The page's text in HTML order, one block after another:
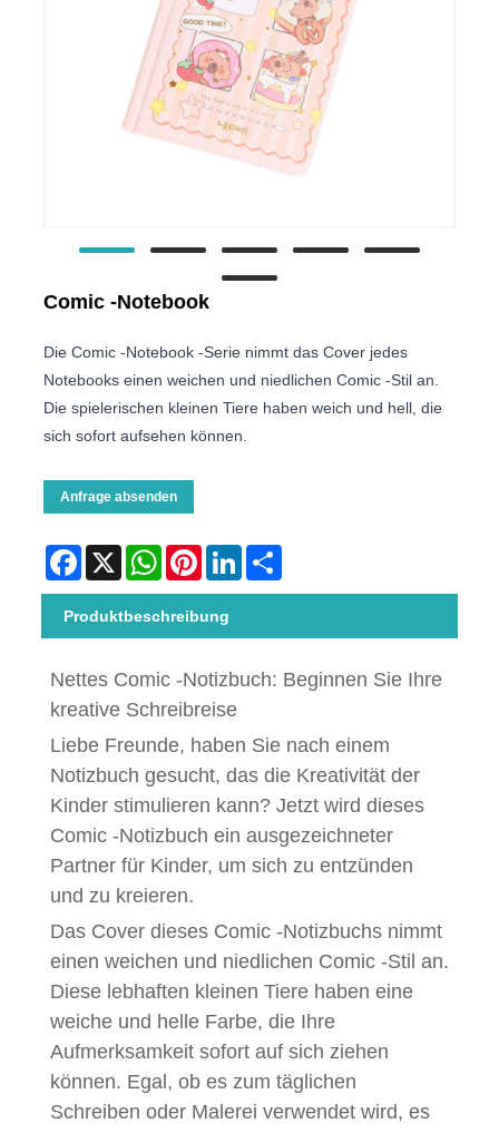
Comic -Notebook
Die Comic -Notebook -Serie nimmt das Cover jedes
Notebooks einen weichen und niedlichen Comic -Stil an.
Die spielerischen kleinen Tiere haben weich und hell, die
sich sofort aufsehen können.
Anfrage absenden
Facebook
X WhatsAppPinterestLinkedIn
Produktbeschreibung
Nettes Comic -Notizbuch: Beginnen Sie Ihre
kreative Schreibreise
Liebe Freunde, haben Sie nach einem
Notizbuch gesucht, das die Kreativität der
Kinder stimulieren kann? Jetzt wird dieses
Comic -Notizbuch ein ausgezeichneter
Partner für Kinder, um sich zu entzünden
und zu kreieren.
Das Cover dieses Comic -Notizbuchs nimmt
einen weichen und niedlichen Comic -Stil an.
Diese lebhaften kleinen Tiere haben eine
weiche und helle Farbe, die Ihre
Aufmerksamkeit sofort auf sich ziehen
können. Egal, ob es zum täglichen
Schreiben oder Malerei verwendet wird, es